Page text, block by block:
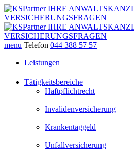
menu Telefon 044 388 57 57
Leistungen
Tätigkeitsbereiche
Haftpflichtrecht
Invalidenversicherung
Krankentaggeld
Unfallversicherung